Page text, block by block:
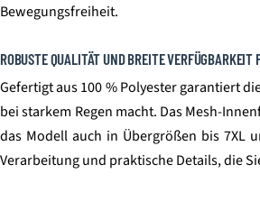
Bewegungsfreiheit.
ROBUSTE QUALITÄT UND BREITE VERFÜGBARKEIT
Gefertigt aus 100 % Polyester garantiert
bei starkem Regen macht. Das Mesh-
das Modell auch in Übergrößen bis 7XL
Verarbeitung und praktische Details, die